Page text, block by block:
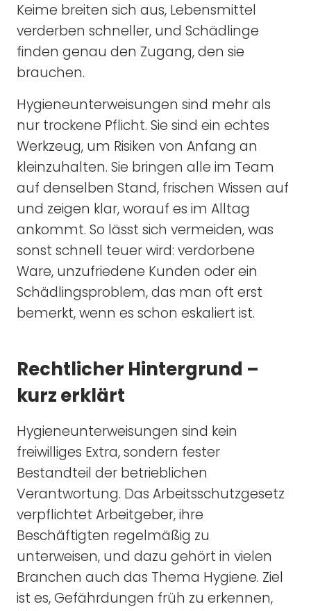
Keime breiten sich aus, Lebensmittel
verderben schneller, und Schädlinge
finden genau den Zugang, den sie
brauchen.
Hygieneunterweisungen sind mehr als
nur trockene Pflicht. Sie sind ein echtes
Werkzeug, um Risiken von Anfang an
kleinzuhalten. Sie bringen alle im Team
auf denselben Stand, frischen Wissen auf
und zeigen klar, worauf es im Alltag
ankommt. So lässt sich vermeiden, was
sonst schnell teuer wird: verdorbene
Ware, unzufriedene Kunden oder ein
Schädlingsproblem, das man oft erst
bemerkt, wenn es schon eskaliert ist.
Rechtlicher Hintergrund –
kurz erklärt
Hygieneunterweisungen sind kein
freiwilliges Extra, sondern fester
Bestandteil der betrieblichen
Verantwortung. Das Arbeitsschutzgesetz
verpflichtet Arbeitgeber, ihre
Beschäftigten regelmäßig zu
unterweisen, und dazu gehört in vielen
Branchen auch das Thema Hygiene. Ziel
ist es, Gefährdungen früh zu erkennen,